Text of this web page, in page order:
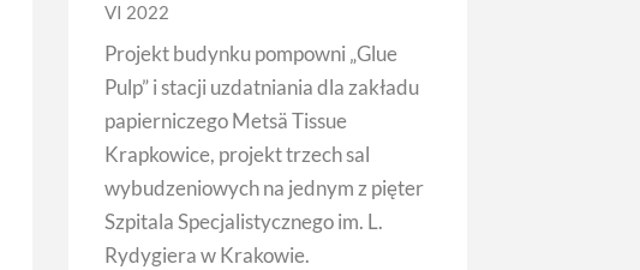
VI 2022
Projekt budynku pompowni „Glue
Pulp” i stacji uzdatniania dla zakładu
papierniczego Metsä Tissue
Krapkowice, projekt trzech sal
wybudzeniowych na jednym z pięter
Szpitala Specjalistycznego im. L.
Rydygiera w Krakowie.